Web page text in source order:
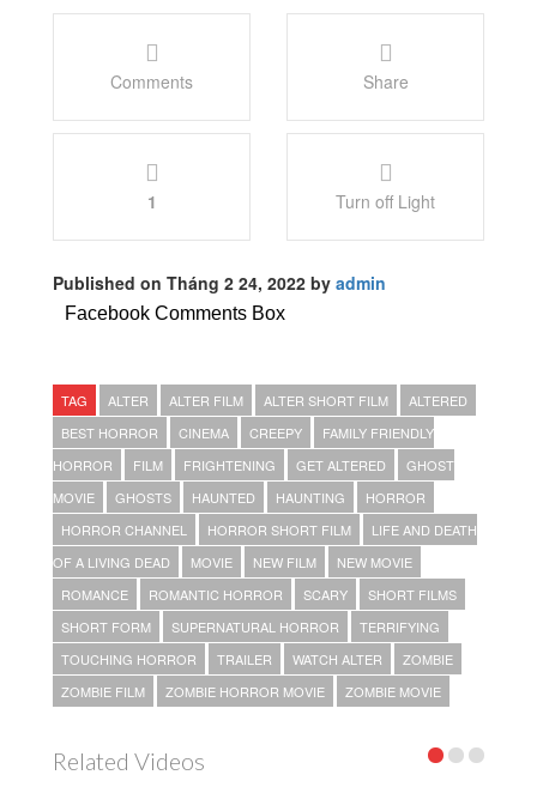
Comments Share
1 Turn off Light
Published on Tháng 2 24, 2022 by admin
Facebook Comments Box
TAG ALTER ALTER FILM ALTER SHORT FILM
ALTERED
BEST HORROR
CINEMA CREEPY
FAMILY FRIENDLY
HORROR
FILM FRIGHTENING GET ALTERED
GHOST
MOVIE
GHOSTS HAUNTED HAUNTING
HORROR
HORROR CHANNEL
HORROR SHORT FILM
LIFE AND DEATH
OF A LIVING DEAD
MOVIE NEW FILM
NEW MOVIE
ROMANCE
ROMANTIC HORROR SCARY
SHORT FILMS
SHORT FORM
SUPERNATURAL HORROR
TERRIFYING
TOUCHING HORROR
TRAILER WATCH ALTER
ZOMBIE
ZOMBIE FILM
ZOMBIE HORROR MOVIE ZOMBIE MOVIE
Related Videos